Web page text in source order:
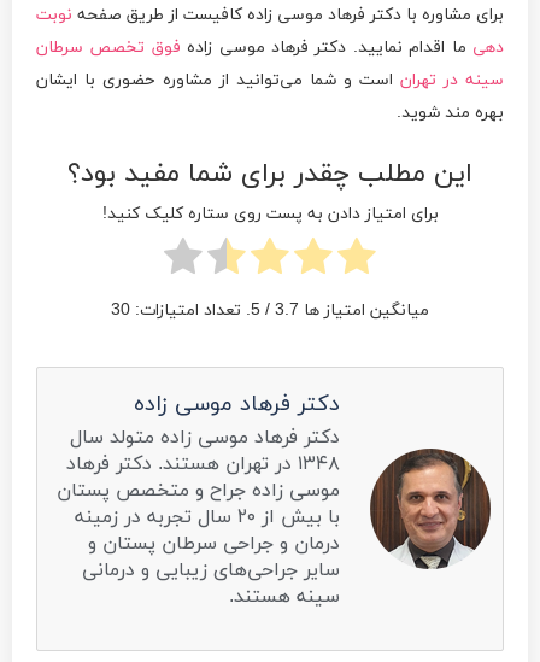
برای مشاوره با دکتر فرهاد موسی زاده کافیست از طریق صفحه نوبت
دهی ما اقدام نمایید. دکتر فرهاد موسی زاده فوق تخصص سرطان
سینه در تهران است و شما می‌توانید از مشاوره حضوری با ایشان
بهره مند شوید.
این مطلب چقدر برای شما مفید بود؟
برای امتیاز دادن به پست روی ستاره کلیک کنید!
میانگین امتیاز ها 3.7 / 5. تعداد امتیازات: 30
دکتر فرهاد موسی زاده
دکتر فرهاد موسی زاده متولد سال
۱۳۴۸ در تهران هستند. دکتر فرهاد
موسی زاده جراح و متخصص پستان
با بیش از ۲۰ سال تجربه در زمینه
درمان و جراحی سرطان پستان و
سایر جراحی‌های زیبایی و درمانی
سینه هستند.